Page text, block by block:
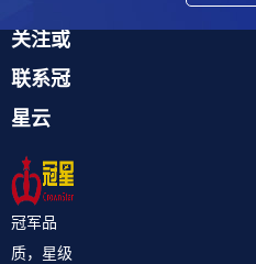
关注或
联系冠
星云
冠军品
质，星级